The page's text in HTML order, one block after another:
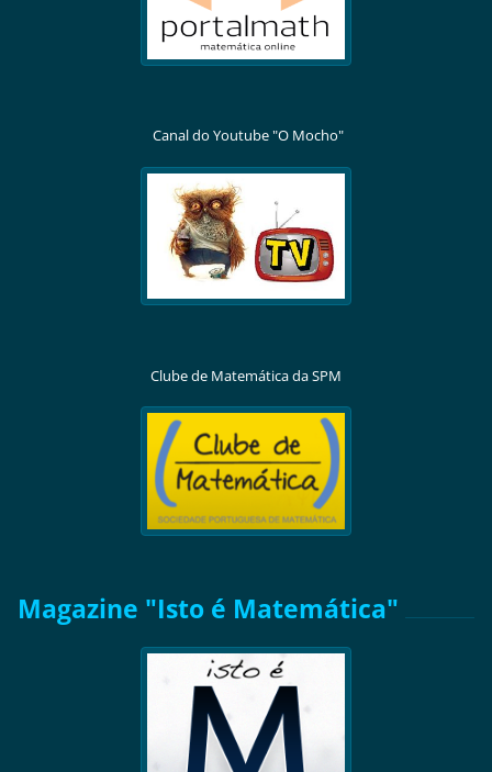
Canal do Youtube "O Mocho"
Clube de Matemática da SPM
Magazine "Isto é Matemática"